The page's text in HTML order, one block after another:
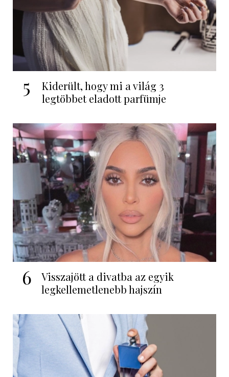
5
Kiderült, hogy mi a világ 3
legtöbbet eladott parfümje
6
Visszajött a divatba az egyik
legkellemetlenebb hajszín